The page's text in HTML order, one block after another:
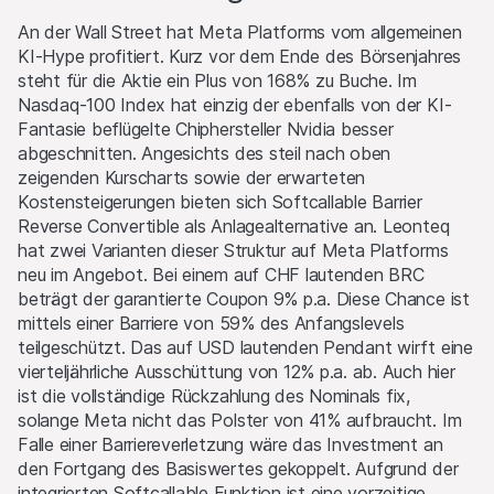
An der Wall Street hat Meta Platforms vom allgemeinen
KI-Hype profitiert. Kurz vor dem Ende des Börsenjahres
steht für die Aktie ein Plus von 168% zu Buche. Im
Nasdaq-100 Index hat einzig der ebenfalls von der KI-
Fantasie beflügelte Chiphersteller Nvidia besser
abgeschnitten. Angesichts des steil nach oben
zeigenden Kurscharts sowie der erwarteten
Kostensteigerungen bieten sich Softcallable Barrier
Reverse Convertible als Anlagealternative an. Leonteq
hat zwei Varianten dieser Struktur auf Meta Platforms
neu im Angebot. Bei einem auf CHF lautenden BRC
beträgt der garantierte Coupon 9% p.a. Diese Chance ist
mittels einer Barriere von 59% des Anfangslevels
teilgeschützt. Das auf USD lautenden Pendant wirft eine
vierteljährliche Ausschüttung von 12% p.a. ab. Auch hier
ist die vollständige Rückzahlung des Nominals fix,
solange Meta nicht das Polster von 41% aufbraucht. Im
Falle einer Barriereverletzung wäre das Investment an
den Fortgang des Basiswertes gekoppelt. Aufgrund der
gleichzeitig auf der Angebots- wie auch der Nachfrageseite
aktiv sein. Die Handels- oder Absicherungsgeschäfte der
Emittentin und/oder der Lead Manager und/oder
beauftragter Drittparteien können den Preis des Basiswerts
beeinflussen und können einen Einfluss darauf haben, ob der
relevante Barrier Level, falls es einen solchen gibt, erreicht
wird.
Performance
Die vergangene Kursentwicklung ist keine Indikation oder
Garantie für die zukünftige Performance eines Produktes
oder Basiswertes. Der Wert von Anlagen kann Schwankungen
unterworfen sein, und die Anleger erhalten unter Umständen
nicht den gesamten investierten Betrag zurück. Auch
Wechselkursschwankungen könnten den Wert einer Anlage
steigern oder verringern.
Verkaufsrestriktionen
Es wurde/wird nichts unternommen, um ein öffentliches
Angebot der Produkte oder den Besitz oder die Verteilung